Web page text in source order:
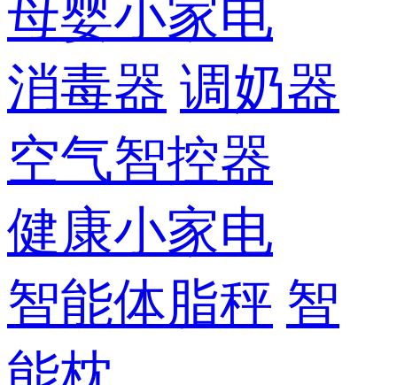
母婴小家电
消毒器 调奶器
空气智控器
健康小家电
智能体脂秤 智